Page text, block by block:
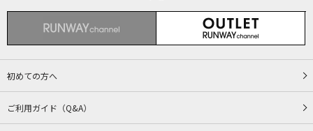
初めての方へ
ご利用ガイド（Q&A）